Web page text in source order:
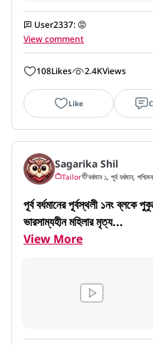
User2337: 😡
View comment
108Likes 2.4KViews
Like
Sagarika Shil
Tailor বর্ধমান ১, পূর্ব বর্ধমান,
পূর্ব বর্ধমানের পূর্বস্থলী ১নং ব্লকে
ভারসাম্যহীন মহিলার মৃত্য...
View More